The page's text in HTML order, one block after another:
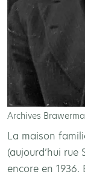
Archives
La maison
(aujourd’hui
encore en 1936.